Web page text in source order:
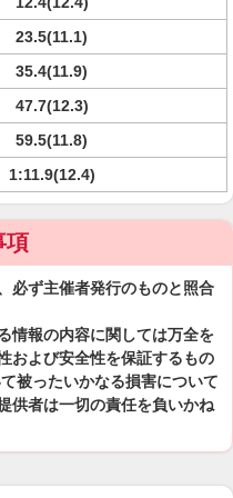
23.5(11.1)
35.4(11.9)
47.7(12.3)
59.5(11.8)
1:11.9(12.4)
項
必ず主催者発行のものと照合
情報の内容に関しては万全を
および安全性を保証するもの
被ったいかなる損害について
供者は一切の責任を負いかね